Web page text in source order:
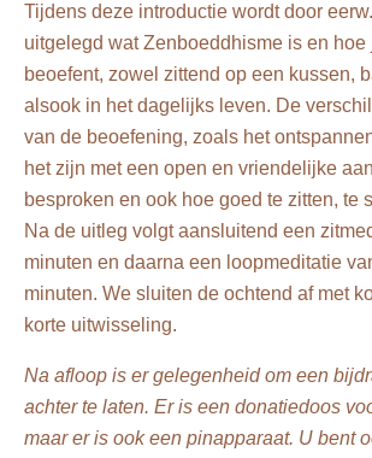
Tijdens deze introductie wordt door
uitgelegd wat Zenboeddhisme is en
beoefent, zowel zittend op een kussen,
alsook in het dagelijks leven. De
van de beoefening, zoals het
het zijn met een open en vriendelijke
besproken en ook hoe goed te zitten, te
Na de uitleg volgt aansluitend een
minuten en daarna een loopmeditatie
minuten. We sluiten de ochtend af met
korte uitwisseling.
Na afloop is er gelegenheid om een
achter te laten. Er is een donatiedoos
maar er is ook een pinapparaat. U bent